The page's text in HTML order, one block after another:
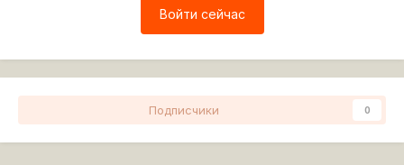
Войти сейчас
Подписчики 0